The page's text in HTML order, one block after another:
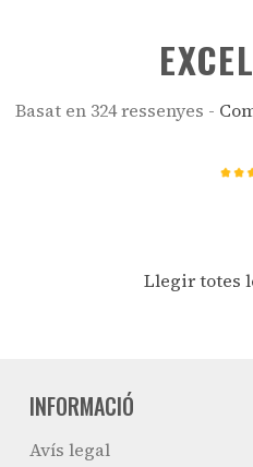
Basat en 324 ressenyes -
Llegir totes
INFORMACIÓ
Avís legal